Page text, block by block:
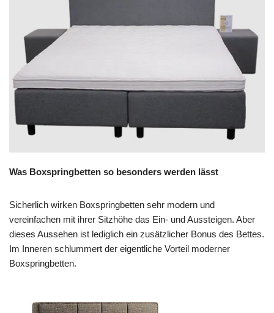
Was Boxspringbetten so besonders werden lässt
Sicherlich wirken Boxspringbetten sehr modern und
vereinfachen mit ihrer Sitzhöhe das Ein- und Aussteigen. Aber
dieses Aussehen ist lediglich ein zusätzlicher Bonus des Bettes.
Im Inneren schlummert der eigentliche Vorteil moderner
Boxspringbetten.